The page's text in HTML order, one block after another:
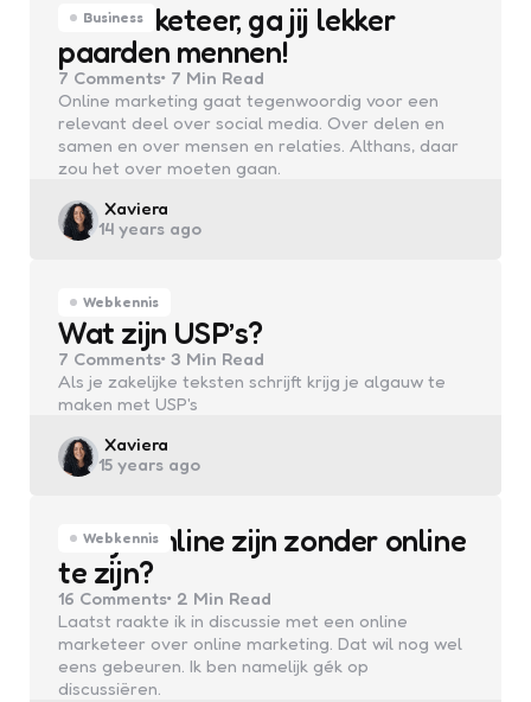
Business
Hé marketeer, ga jij lekker
paarden mennen!
7 Comments 7 Min Read
Online marketing gaat tegenwoordig voor een
relevant deel over social media. Over delen en
samen en over mensen en relaties. Althans, daar
zou het over moeten gaan.
Posted
by
Xaviera
14 years ago
Webkennis
Wat zijn USP’s?
7 Comments 3 Min Read
Als je zakelijke teksten schrijft krijg je algauw te
maken met USP's
Posted
by
Xaviera
15 years ago
Webkennis
Kun je online zijn zonder online
te zijn?
16 Comments 2 Min Read
Laatst raakte ik in discussie met een online
marketeer over online marketing. Dat wil nog wel
eens gebeuren. Ik ben namelijk gék op
discussiëren.